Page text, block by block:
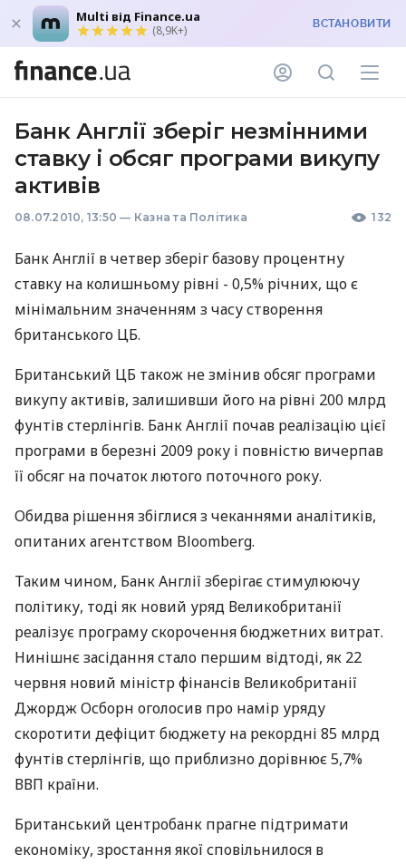
Multi від Finance.ua
(8,9K+) ВСТАНОВИТИ
Банк Англії зберіг незмінними
ставку і обсяг програми викупу
активів
08.07.2010, 13:50 — Казна та Політика 132
Банк Англії в четвер зберіг базову процентну
ставку на колишньому рівні - 0,5% річних, що є
мінімальним значенням з часу створення
британського ЦБ.
Британський ЦБ також не змінив обсяг програми
викупу активів, залишивши його на рівні 200 млрд
фунтів стерлінгів. Банк Англії почав реалізацію цієї
програми в березні 2009 року і повністю вичерпав
її обсяг на початок лютого поточного року.
Обидва рішення збіглися з чеканнями аналітиків,
опитаних агентством Bloomberg.
Таким чином, Банк Англії зберігає стимулюючу
політику, тоді як новий уряд Великобританії
реалізує програму скорочення бюджетних витрат.
Нинішнє засідання стало першим відтоді, як 22
червня новий міністр фінансів Великобританії
Джордж Осборн оголосив про намір уряду
скоротити дефіцит бюджету на рекордні 85 млрд
фунтів стерлінгів, що приблизно дорівнює 5,7%
ВВП країни.
Британський центробанк прагне підтримати
економіку, зростання якої сповільнилося в